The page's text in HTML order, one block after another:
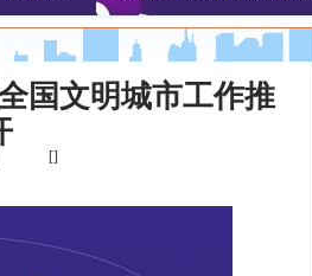
国文明城市工作推
[]